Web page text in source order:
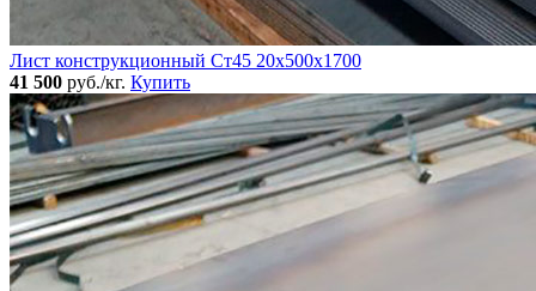
Лист конструкционный Ст45 20х500х1700
41 500 руб./кг. Купить